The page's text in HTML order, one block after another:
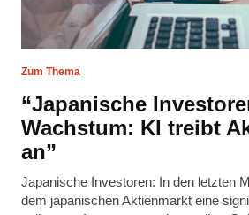
Zum Thema
“Japanische
Wachstum: KI treibt
an”
Japanische Investoren: In den letzten
dem japanischen Aktienmarkt eine